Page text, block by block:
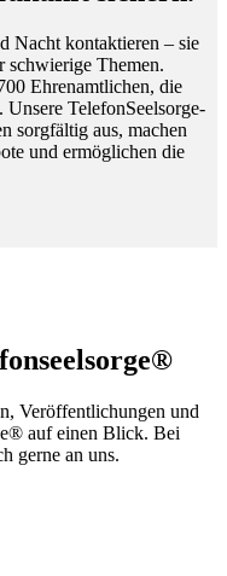
Nacht kontaktieren – sie
schwierige Themen.
Ehrenamtlichen, die
TelefonSeelsorge-
sorgfältig aus, machen
und ermöglichen die
Veröffentlichungen und
auf einen Blick. Bei
gerne an uns.